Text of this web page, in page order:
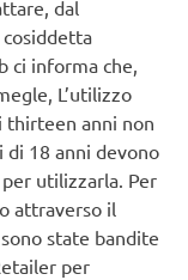
dal
ci informa che,
L’utilizzo
thirteen anni non
di 18 anni devono
utilizzarla. Per
attraverso il
state bandite
per